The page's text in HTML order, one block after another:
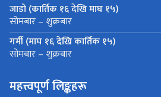
जाडो (कार्तिक १६ देखि माघ १५)
सोमबार – शुक्रबार
गर्मी (माघ १६ देखि कार्तिक १५)
सोमबार – शुक्रबार
महत्त्वपूर्ण लिङ्कहरू